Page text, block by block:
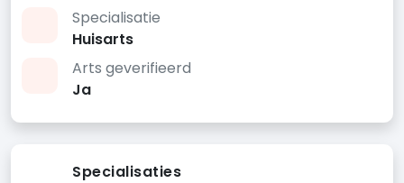
Specialisatie
Huisarts
Arts geverifieerd
Ja
Specialisaties